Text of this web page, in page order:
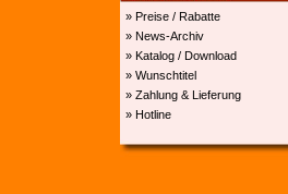
» Preise / Rabatte
» News-Archiv
» Katalog / Download
» Wunschtitel
» Zahlung & Lieferung
» Hotline